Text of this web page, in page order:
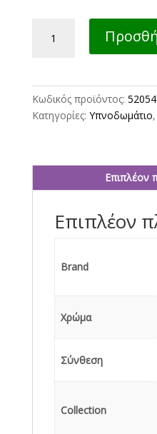
ΠΑΠΛΩΜΑΤΟΘΗΚΗ
FRAGESCA
1X(240Χ230
NEF
Κωδικός προϊόντος:
Κατηγορίες: Υπνοδωμάτιο,
Επιπλέον
Επιπλέον
Brand
Χρώμα
Σύνθεση
Collection